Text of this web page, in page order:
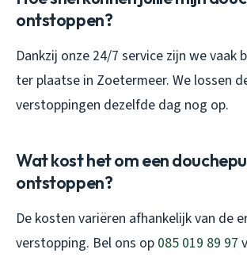
ontstoppen?
Dankzij onze 24/7 service zijn we vaak
ter plaatse in Zoetermeer. We lossen
verstoppingen dezelfde dag nog op.
Wat kost het om een
ontstoppen?
De kosten variëren afhankelijk van de
verstopping. Bel ons op 085 019 89 97